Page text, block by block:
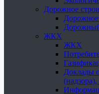
Дорожное
Дорожное
ЖКХ
ЖКХ
Доклады